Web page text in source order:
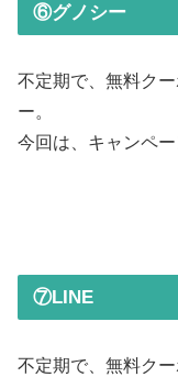
⑥グノシー
不定期で、無料ク
ー。
今回は、キャンペ
⑦LINE
不定期で、無料ク